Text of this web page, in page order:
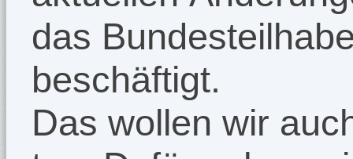
das
beschäftigt.
Das wollen wir